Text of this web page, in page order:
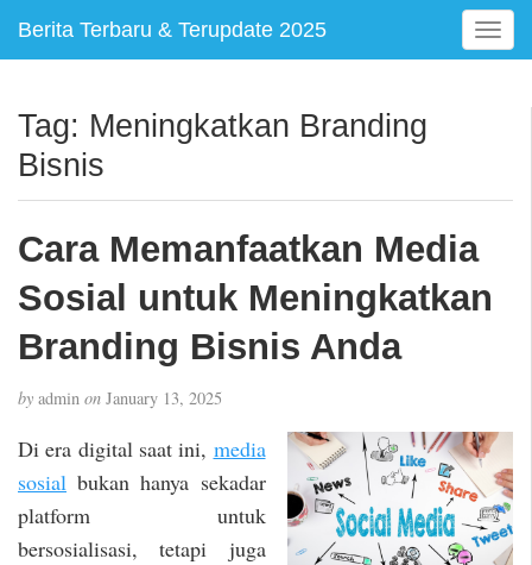
Berita Terbaru & Terupdate 2025
T
o
g
Tag: Meningkatkan Branding
Bisnis
Cara Memanfaatkan Media
Sosial untuk Meningkatkan
Branding Bisnis Anda
by admin on January 13, 2025
Di era digital saat ini, media
sosial bukan hanya sekadar
platform untuk
bersosialisasi, tetapi juga